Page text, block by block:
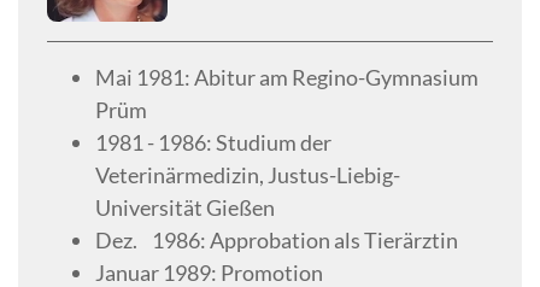
Mai 1981: Abitur am Regino-Gymnasium
Prüm
1981 - 1986: Studium der
Veterinärmedizin, Justus-Liebig-
Universität Gießen
Dez. 1986: Approbation als Tierärztin
Januar 1989: Promotion